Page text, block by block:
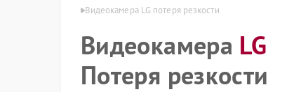
Видеокамера LG потеря резкости
Видеокамера LG
Потеря резкости